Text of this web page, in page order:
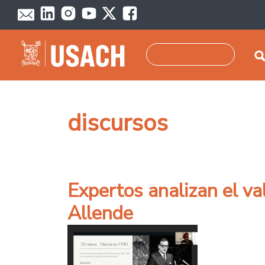
Pasar al contenido principal
discursos
Expertos analizan el
Allende